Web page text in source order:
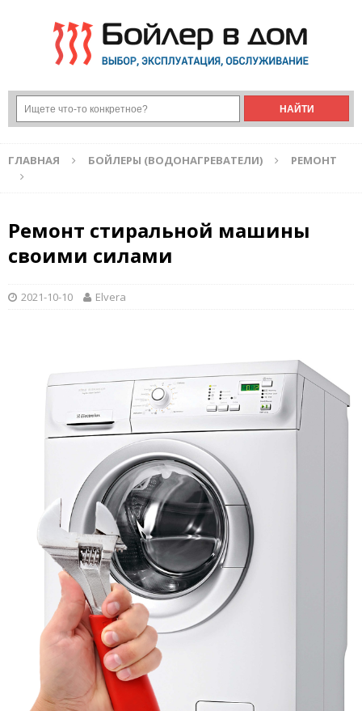
ГЛАВНАЯ БОЙЛЕРЫ (ВОДОНАГРЕВАТЕЛИ) РЕМОНТ
Ремонт стиральной машины
своими силами
2021-10-10 Elvera